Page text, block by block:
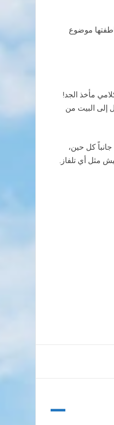
موضوع
مأخذ الجد!
إلى البيت من
كل حين،
مثل أي تلفاز.